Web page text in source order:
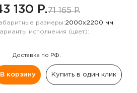
130 P.71 165 P.
размеры:2000х2200 мм
исполнения (цвет):
Доставка по РФ.
В корзину Купить в один клик